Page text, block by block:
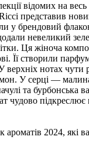
відомих на
представив
у брендовий
невеликий
Ця жіноча
Її створили
верхніх нотах чути
У серці —
та бурбонська
чудово підкреслює
2024, які